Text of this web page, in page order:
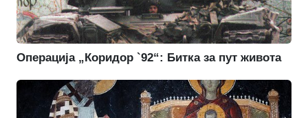
Операција „Коридор `92“: Битка за пут живота